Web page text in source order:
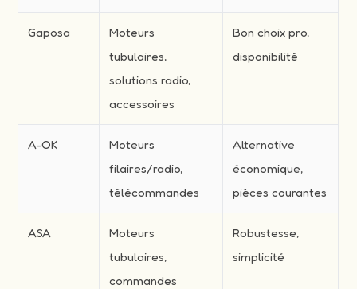
Gaposa
Moteurs
tubulaires,
solutions radio,
accessoires
Bon choix pro,
disponibilité
A-OK
Moteurs
filaires/radio,
télécommandes
Alternative
économique,
pièces courantes
ASA
Moteurs
tubulaires,
commandes
Robustesse,
simplicité